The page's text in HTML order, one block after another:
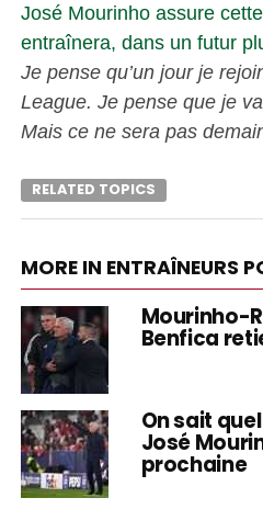
José Mourinho assure
entraînera, dans un futur
Je pense qu’un jour je
League. Je pense que je
Mais ce ne sera pas
RELATED TOPICS
MORE IN ENTRAÎNEURS
Mourinho-
Benfica
On sait
José
prochaine